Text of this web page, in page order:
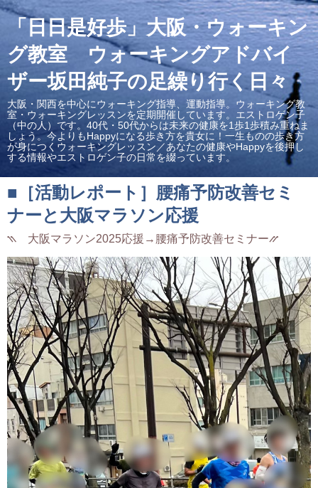
「日日是好歩」大阪・ウォーキン
グ教室 ウォーキングアドバイ
ザー坂田純子の足繰り行く日々
大阪・関西を中心にウォーキング指導、運動指導。ウォーキング教
室・ウォーキングレッスンを定期開催しています。エストロゲン子
（中の人）です。40代・50代からは未来の健康を1歩1歩積み重ねま
しょう。今よりもHappyになる歩き方を貴女に！一生ものの歩き方
が身につくウォーキングレッスン／あなたの健康やHappyを後押し
する情報やエストロゲン子の日常を綴っています。
■［活動レポート］腰痛予防改善セミ
ナーと大阪マラソン応援
⳹ 大阪マラソン2025応援→腰痛予防改善セミナー⳼